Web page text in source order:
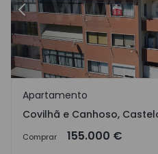
Anterior
Covilhã e Canhoso,
Apartamento
Covilhã e Canhoso,
Comprar 155.000 €